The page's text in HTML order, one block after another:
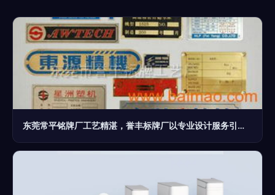
东莞常平铭牌厂工艺精湛，誉丰标牌厂以专业设计服务引领行业